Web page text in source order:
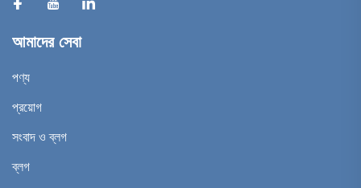
আমাদের সেবা
পণ্য
প্রয়োগ
সংবাদ ও ব্লগ
ব্লগ